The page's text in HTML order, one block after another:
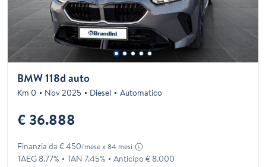
BMW 118d auto
Km 0 Nov 2025 Diesel Automatico
€ 36.888
Finanzia da € 450/mese x 84 mesi
TAEG 8.77% TAN 7.45% Anticipo € 8.000